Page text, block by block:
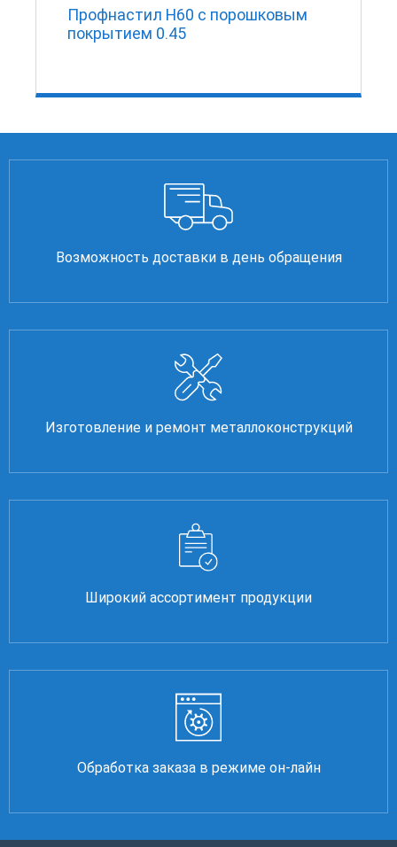
Профнастил Н60 с порошковым
покрытием 0.45
Возможность доставки в день обращения
Изготовление и ремонт металлоконструкций
Широкий ассортимент продукции
Обработка заказа в режиме он-лайн